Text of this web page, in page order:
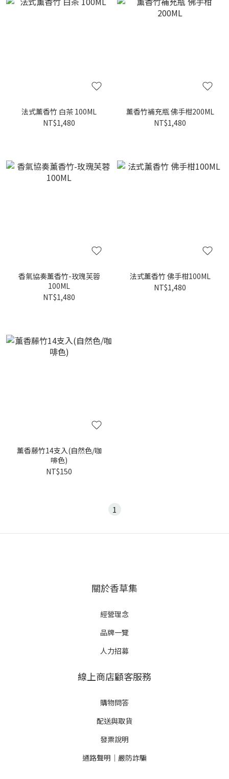
法式薰香竹 白茶 100ML
NT$1,480
薰香竹補充瓶 佛手柑200ML
NT$1,480
香氣協奏薰香竹-玫瑰芙蓉
100ML
NT$1,480
法式薰香竹 佛手柑100ML
NT$1,480
薰香藤竹14支入(自然色/咖
啡色)
NT$150
1
關於香草集
經營理念
品牌一覽
人力招募
線上商店顧客服務
購物問答
配送與取貨
發票說明
通路聲明｜嚴防詐騙